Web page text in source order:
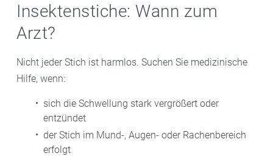
Insektenstiche: Wann zum
Arzt?
Nicht jeder Stich ist harmlos. Suchen Sie medizinische
Hilfe, wenn:
sich die Schwellung stark vergrößert oder
entzündet
der Stich im Mund-, Augen- oder Rachenbereich
erfolgt